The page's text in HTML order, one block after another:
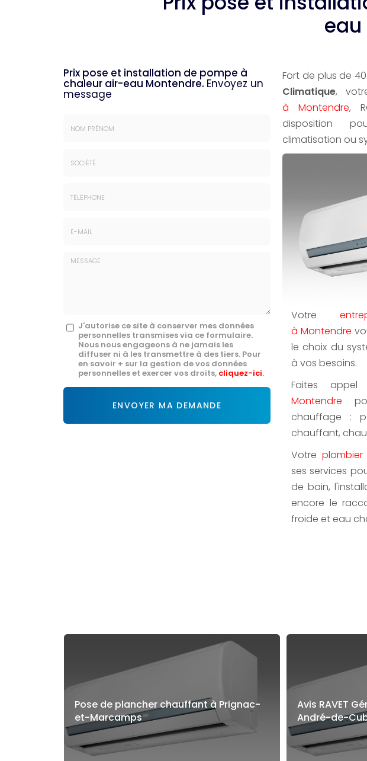
Prix pose et installation de pompe à
chaleur air-eau Montendre. Envoyez un
message
Message
J'autorise ce site à conserver mes données
personnelles transmises via ce formulaire.
Nous nous engageons à ne jamais les
diffuser ni à les transmettre à des tiers. Pour
en savoir + sur la gestion de vos données
personnelles et exercer vos droits, cliquez-ici.
Acceptation
*
ENVOYER MA DEMANDE
Fort de plus de
Climatique,
à Montendre,
disposition
climatisation ou
Votre
à Montendre
le choix du
à vos besoins.
Faites
Montendre
chauffage :
chauffant,
Votre
ses services
de bain,
encore le
froide et eau
Pose de plancher chauffant à Prignac-
et-Marcamps
Avis RAVET
André-de-